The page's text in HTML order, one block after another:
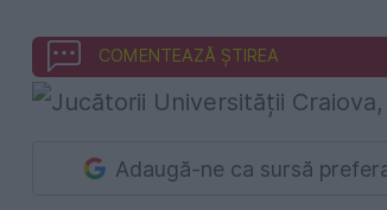
COMENTEAZĂ ȘTIREA
Adaugă-ne ca sursă